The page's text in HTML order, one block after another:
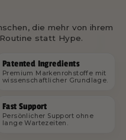
die mehr von ihrem
statt Hype.
Patented Ingredients
Premium Markenrohstoffe mit
wissenschaftlicher Grundlage.
Fast Support
Persönlicher Support ohne
lange Wartezeiten.